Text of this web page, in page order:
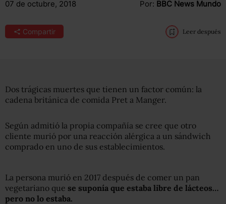
07 de octubre, 2018 Por: BBC News Mundo
Compartir Leer después
Dos trágicas muertes que tienen un factor común: la
cadena británica de comida Pret a Manger.
Según admitió la propia compañía se cree que otro
cliente murió por una reacción alérgica a un sándwich
comprado en uno de sus establecimientos.
La persona murió en 2017 después de comer un pan
vegetariano que se suponía que estaba libre de lácteos…
pero no lo estaba.